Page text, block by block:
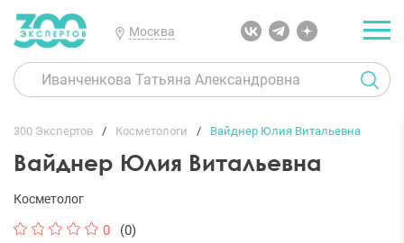
Москва
300 Экспертов Косметологи Вайднер Юлия Витальевна
Вайднер Юлия Витальевна
Косметолог
0 (0)